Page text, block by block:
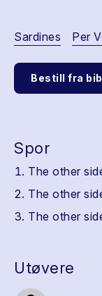
Sardines Per
Bestill fra
Spor
The other
The other
The other
Utøvere